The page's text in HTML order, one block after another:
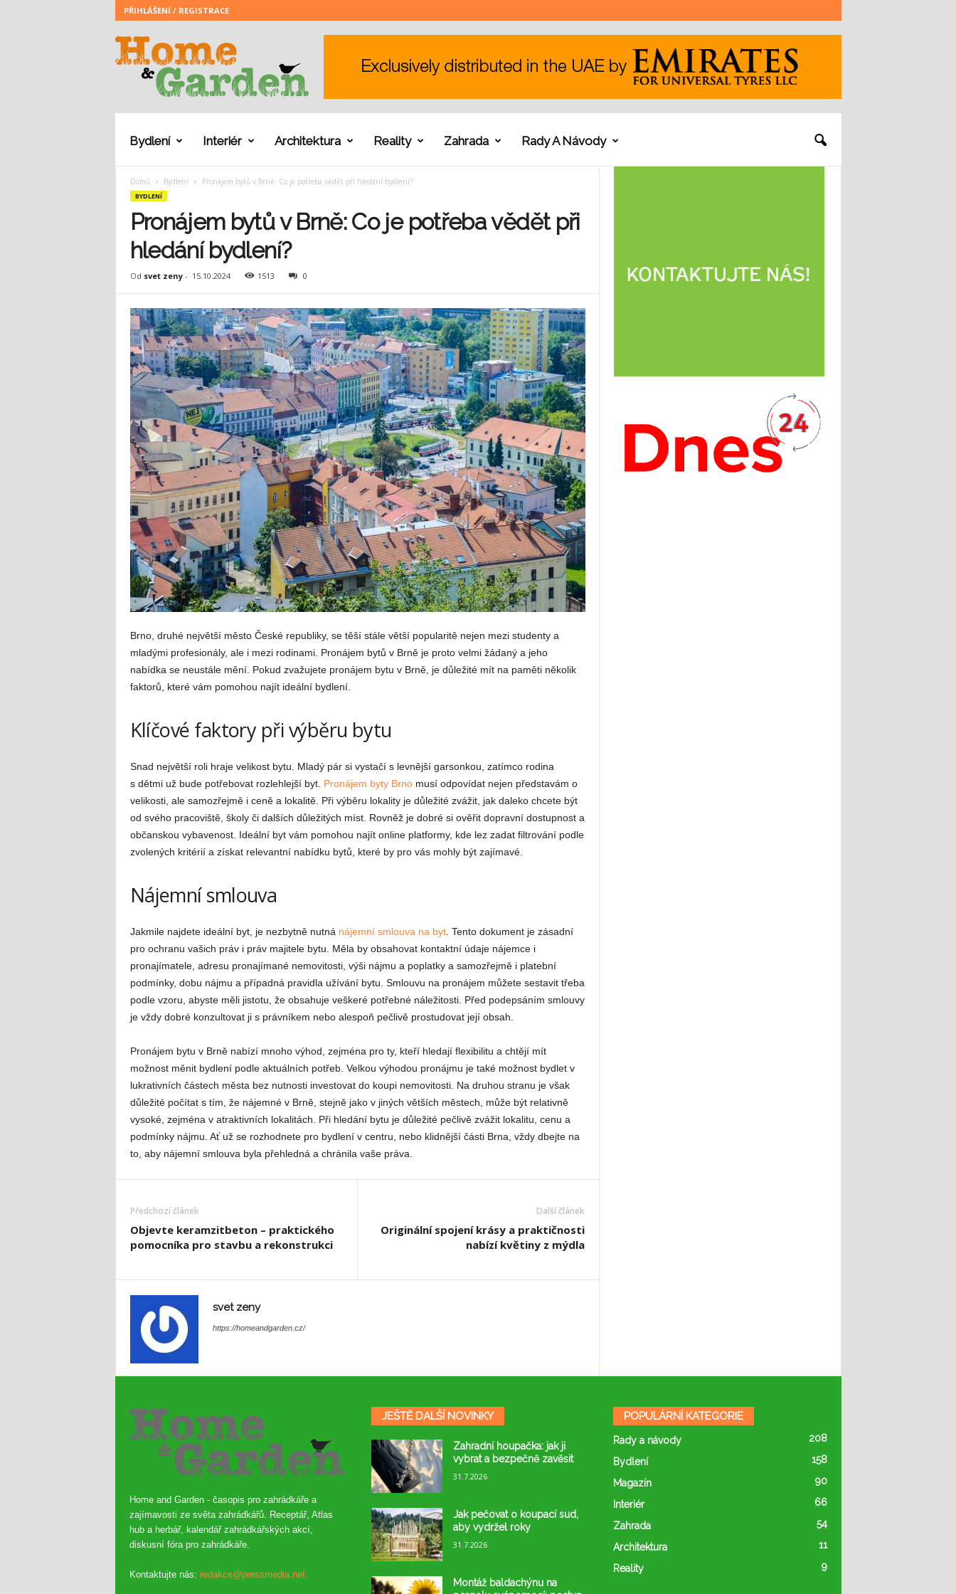
PŘIHLÁŠENÍ / REGISTRACE
m
r
Bydlení Interiér Architektura Reality Zahrada Rady A Návody
Domů Bydlení Pronájem bytů v Brně: Co je potřeba vědět při hledání bydlení?
BYDLENÍ
Pronájem bytů v Brně: Co je potřeba vědět při
hledání bydlení?
Od svet zeny- 15.10.2024 1513 0
Brno, druhé největší město České republiky, se těší stále větší popularitě nejen mezi studenty a
mladými profesionály, ale i mezi rodinami. Pronájem bytů v Brně je proto velmi žádaný a jeho
nabídka se neustále mění. Pokud zvažujete pronájem bytu v Brně, je důležité mít na paměti několik
faktorů, které vám pomohou najít ideální bydlení.
Klíčové faktory při výběru bytu
Snad největší roli hraje velikost bytu. Mladý pár si vystačí s levnější garsonkou, zatímco rodina
s dětmi už bude potřebovat rozlehlejší byt. Pronájem byty Brnomusí odpovídat nejen představám o
velikosti, ale samozřejmě i ceně a lokalitě. Při výběru lokality je důležité zvážit, jak daleko chcete být
od svého pracoviště, školy či dalších důležitých míst. Rovněž je dobré si ověřit dopravní dostupnost a
občanskou vybavenost. Ideální byt vám pomohou najít online platformy, kde lez zadat filtrování podle
zvolených kritérií a získat relevantní nabídku bytů, které by pro vás mohly být zajímavé.
Nájemní smlouva
Jakmile najdete ideální byt, je nezbytně nutná nájemní smlouva na byt. Tento dokument je zásadní
pro ochranu vašich práv i práv majitele bytu. Měla by obsahovat kontaktní údaje nájemce i
pronajímatele, adresu pronajímané nemovitosti, výši nájmu a poplatky a samozřejmě i platební
podmínky, dobu nájmu a případná pravidla užívání bytu. Smlouvu na pronájem můžete sestavit třeba
podle vzoru, abyste měli jistotu, že obsahuje veškeré potřebné náležitosti. Před podepsáním smlouvy
je vždy dobré konzultovat ji s právníkem nebo alespoň pečlivě prostudovat její obsah.
Pronájem bytu v Brně nabízí mnoho výhod, zejména pro ty, kteří hledají flexibilitu a chtějí mít
možnost měnit bydlení podle aktuálních potřeb. Velkou výhodou pronájmu je také možnost bydlet v
lukrativních částech města bez nutnosti investovat do koupi nemovitosti. Na druhou stranu je však
důležité počítat s tím, že nájemné v Brně, stejně jako v jiných větších městech, může být relativně
vysoké, zejména v atraktivních lokalitách. Při hledání bytu je důležité pečlivě zvážit lokalitu, cenu a
podmínky nájmu. Ať už se rozhodnete pro bydlení v centru, nebo klidnější části Brna, vždy dbejte na
to, aby nájemní smlouva byla přehledná a chránila vaše práva.
Předchozí článek
Objevte keramzitbeton – praktického
pomocníka pro stavbu a rekonstrukci
Další článek
Originální spojení krásy a praktičnosti
nabízí květiny z mýdla
svet zeny
https://homeandgarden.cz/
Home and Garden - časopis pro zahrádkáře a
zajímavosti ze světa zahrádkářů. Receptář, Atlas
hub a herbář, kalendář zahrádkářských akcí,
diskusní fóra pro zahrádkáře.
Kontaktujte nás: redakce@pressmedia.net
JEŠTĚ DALŠÍ NOVINKY
Zahradní houpačka: jak ji
vybrat a bezpečně zavěsit
31.7.2026
Jak pečovat o koupací sud,
aby vydržel roky
31.7.2026
Montáž baldachýnu na
POPULÁRNÍ KATEGORIE
Rady a návody 208
Bydlení 158
Magazín 90
Interiér 66
Zahrada 54
Architektura 11
Reality 9